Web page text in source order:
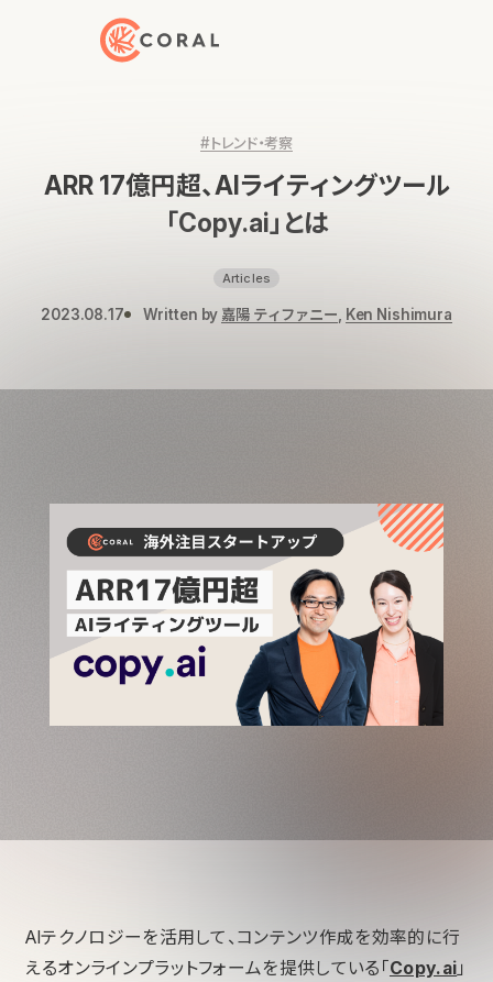
トップページへ戻る
#トレンド・考察
ARR 17億円超、AIライティングツール
「Copy.ai」とは
Articles
2023.08.17 Written by 嘉陽 ティファニー Ken Nishimura
AIテクノロジーを活用して、コンテンツ作成を効率的に行
えるオンラインプラットフォームを提供している「Copy.ai 」